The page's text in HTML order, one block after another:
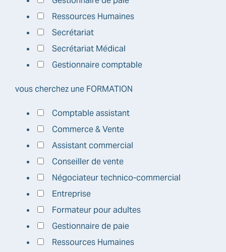
Ressources Humaines
Secrétariat
Secrétariat Médical
Gestionnaire comptable
vous cherchez une FORMATION
Comptable assistant
Commerce & Vente
Assistant commercial
Conseiller de vente
Négociateur technico-commercial
Entreprise
Formateur pour adultes
Gestionnaire de paie
Ressources Humaines